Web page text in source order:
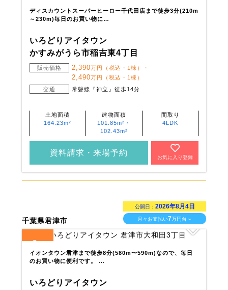
ディスカウントスーパーヒーロー千代田店まで徒歩3分(210m
～230m)毎日のお買い物に…
いろどりアイタウン
かすみがうら市稲吉東4丁目
販売価格 2,390万円（税込・1棟）・
2,490万円（税込・1棟）
交通
常磐線『神立』徒歩14分
土地面積
164.23m²
建物面積
101.85m²・
102.43m²
間取り
4LDK
資料請求・来場予約
お気に入り登録
千葉県君津市
公開日： 2026年8月4日
月々お支払い7万円台～
2
イオンタウン君津まで徒歩8分(580m〜590m)なので、毎日
のお買い物に便利です。 …
いろどりアイタウン